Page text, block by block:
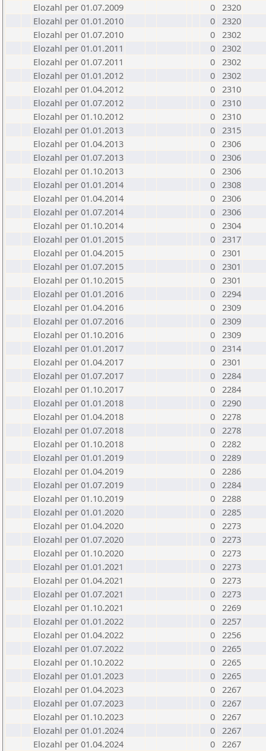
Elozahl per 01.07.2009
0 2320
Elozahl per 01.01.2010
0 2320
Elozahl per 01.07.2010
0 2302
Elozahl per 01.01.2011
0 2302
Elozahl per 01.07.2011
0 2302
Elozahl per 01.01.2012
0 2302
Elozahl per 01.04.2012
0 2310
Elozahl per 01.07.2012
0 2310
Elozahl per 01.10.2012
0 2310
Elozahl per 01.01.2013
0 2315
Elozahl per 01.04.2013
0 2306
Elozahl per 01.07.2013
0 2306
Elozahl per 01.10.2013
0 2306
Elozahl per 01.01.2014
0 2308
Elozahl per 01.04.2014
0 2306
Elozahl per 01.07.2014
0 2306
Elozahl per 01.10.2014
0 2304
Elozahl per 01.01.2015
0 2317
Elozahl per 01.04.2015
0 2301
Elozahl per 01.07.2015
0 2301
Elozahl per 01.10.2015
0 2301
Elozahl per 01.01.2016
0 2294
Elozahl per 01.04.2016
0 2309
Elozahl per 01.07.2016
0 2309
Elozahl per 01.10.2016
0 2309
Elozahl per 01.01.2017
0 2314
Elozahl per 01.04.2017
0 2301
Elozahl per 01.07.2017
0 2284
Elozahl per 01.10.2017
0 2284
Elozahl per 01.01.2018
0 2290
Elozahl per 01.04.2018
0 2278
Elozahl per 01.07.2018
0 2278
Elozahl per 01.10.2018
0 2282
Elozahl per 01.01.2019
0 2289
Elozahl per 01.04.2019
0 2286
Elozahl per 01.07.2019
0 2284
Elozahl per 01.10.2019
0 2288
Elozahl per 01.01.2020
0 2285
Elozahl per 01.04.2020
0 2273
Elozahl per 01.07.2020
0 2273
Elozahl per 01.10.2020
0 2273
Elozahl per 01.01.2021
0 2273
Elozahl per 01.04.2021
0 2273
Elozahl per 01.07.2021
0 2273
Elozahl per 01.10.2021
0 2269
Elozahl per 01.01.2022
0 2257
Elozahl per 01.04.2022
0 2256
Elozahl per 01.07.2022
0 2265
Elozahl per 01.10.2022
0 2265
Elozahl per 01.01.2023
0 2265
Elozahl per 01.04.2023
0 2267
Elozahl per 01.07.2023
0 2267
Elozahl per 01.10.2023
0 2267
Elozahl per 01.01.2024
0 2267
Elozahl per 01.04.2024
0 2267